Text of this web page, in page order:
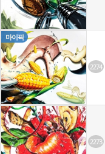
마이픽
2274
2273